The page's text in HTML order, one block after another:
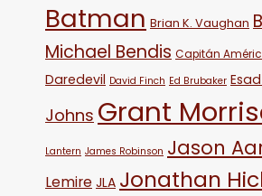
Batman Brian K. Vaughan
Michael Bendis Capitán
Daredevil David Finch Ed Brubaker
Johns Grant
Lantern James Robinson Jason
Lemire JLA Jonathan